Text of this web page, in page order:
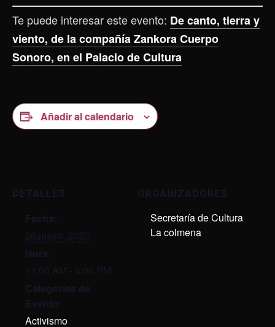
Te puede interesar este evento: De canto, tierra y
viento, de la compañía Zankora Cuerpo
Sonoro, en el Palacio de Cultura
Añadir al calendario
DETALLES
Fecha:
26 mayo, 2023
Hora:
11:00 AM - 6:00 PM
Categorías de
Evento:
Activismo,
ORGANIZADORES
Secretaría de Cultura
La colmena